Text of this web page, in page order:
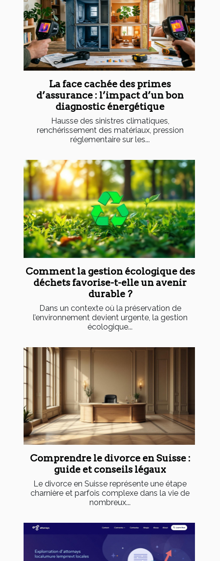
La face cachée des primes
d’assurance : l’impact d’un bon
diagnostic énergétique
Hausse des sinistres climatiques,
renchérissement des matériaux, pression
réglementaire sur les...
Comment la gestion écologique des
déchets favorise-t-elle un avenir
durable ?
Dans un contexte où la préservation de
l’environnement devient urgente, la gestion
écologique...
Comprendre le divorce en Suisse :
guide et conseils légaux
Le divorce en Suisse représente une étape
charnière et parfois complexe dans la vie de
nombreux...